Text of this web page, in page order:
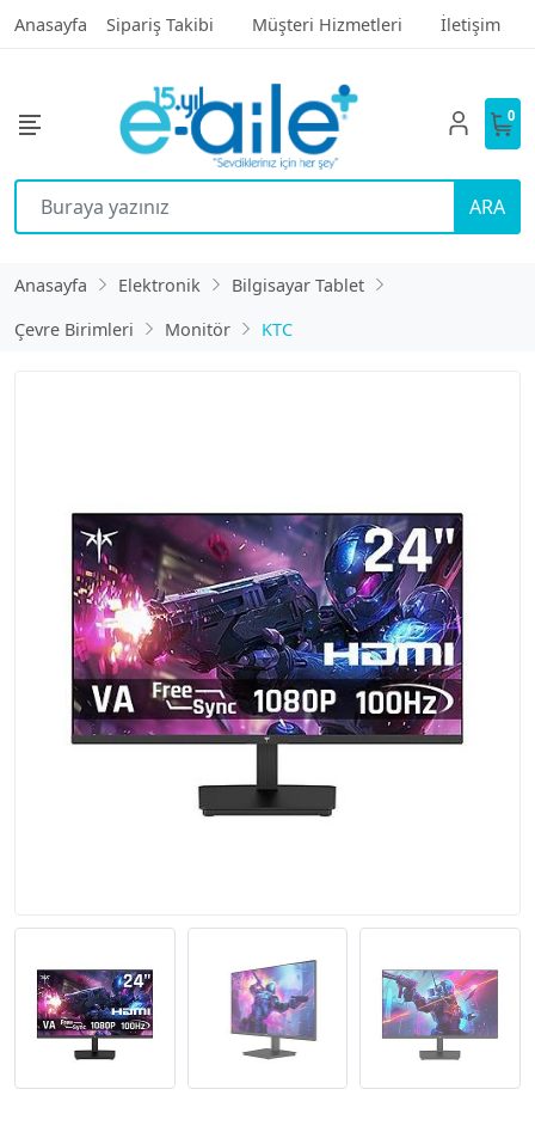
Anasayfa Sipariş Takibi Müşteri Hizmetleri İletişim
ARA
0
Anasayfa Elektronik
Bilgisayar Tablet
Çevre Birimleri
Monitör KTC